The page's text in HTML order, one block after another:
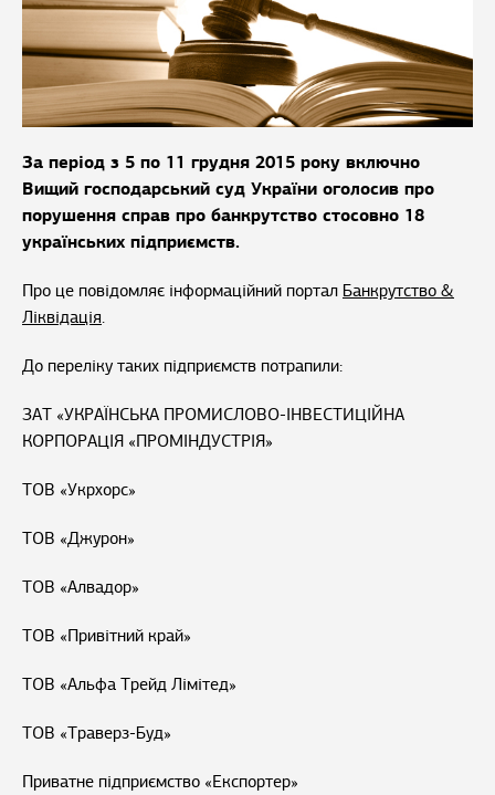
За період з 5 по 11 грудня 2015 року включно
Вищий господарський суд України оголосив про
порушення справ про банкрутство стосовно 18
українських підприємств.
Про це повідомляє інформаційний портал Банкрутство &
Ліквідація.
До переліку таких підприємств потрапили:
ЗАТ «УКРАЇНСЬКА ПРОМИСЛОВО-ІНВЕСТИЦІЙНА
КОРПОРАЦІЯ «ПРОМІНДУСТРІЯ»
ТОВ «Укрхорс»
ТОВ «Джурон»
ТОВ «Алвадор»
ТОВ «Привітний край»
ТОВ «Альфа Трейд Лімітед»
ТОВ «Траверз-Буд»
Приватне підприємство «Експортер»